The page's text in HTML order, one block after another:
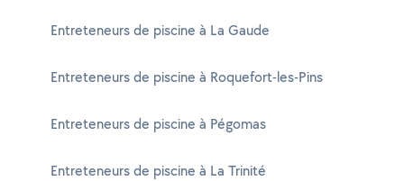
Entreteneurs de piscine à La Gaude
Entreteneurs de piscine à Roquefort-les-Pins
Entreteneurs de piscine à Pégomas
Entreteneurs de piscine à La Trinité